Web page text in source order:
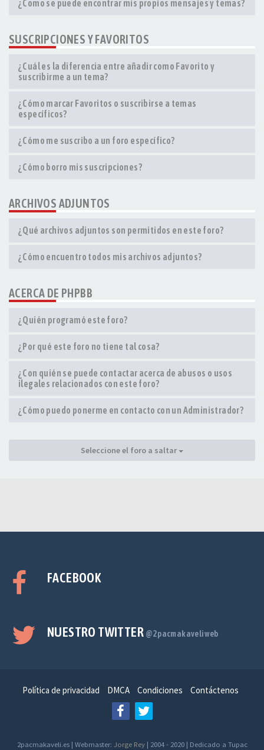
¿Como se puede encontrar mis propios mensajes y temas?
SUSCRIPCIONES Y FAVORITOS
¿Cuál es la diferencia entre añadir como Favorito y
suscribirme a un tema?
¿Cómo marcar Favoritos o suscribirse a temas
específicos?
¿Cómo me suscribo a un foro específico?
¿Cómo borro mis suscripciones?
ARCHIVOS ADJUNTOS
¿Qué archivos adjuntos son permitidos en este foro?
¿Cómo encuentro todos mis archivos adjuntos?
ACERCA DE PHPBB
¿Quién programó este foro?
¿Por qué este foro no tiene tal cosa?
¿Con quién se puede contactar acerca de abusos o usos
ilegales relacionados con este foro?
¿Cómo puedo ponerme en contacto con un Administrador?
Seleccione el foro a saltar
FACEBOOK
NUESTRO TWITTER @2pacmakaveliweb
Política de privacidad DMCA Condiciones Contáctenos
2pacmakaveli.es | Webmaster: Jorge Rey| 2004 - 2020 | Dedicado a Tupac